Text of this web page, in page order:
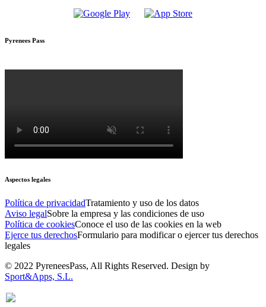
Pyrenees Pass
Aspectos legales
Política de privacidadTratamiento y uso de los datos
Aviso legalSobre la empresa y las condiciones de uso
Política de cookiesConoce el uso de las cookies en la web
Ejerce tus derechosFormulario para modificar o ejercer tus derechos
legales
© 2022 PyreneesPass, All Rights Reserved. Design by
Sport&Apps, S.L.